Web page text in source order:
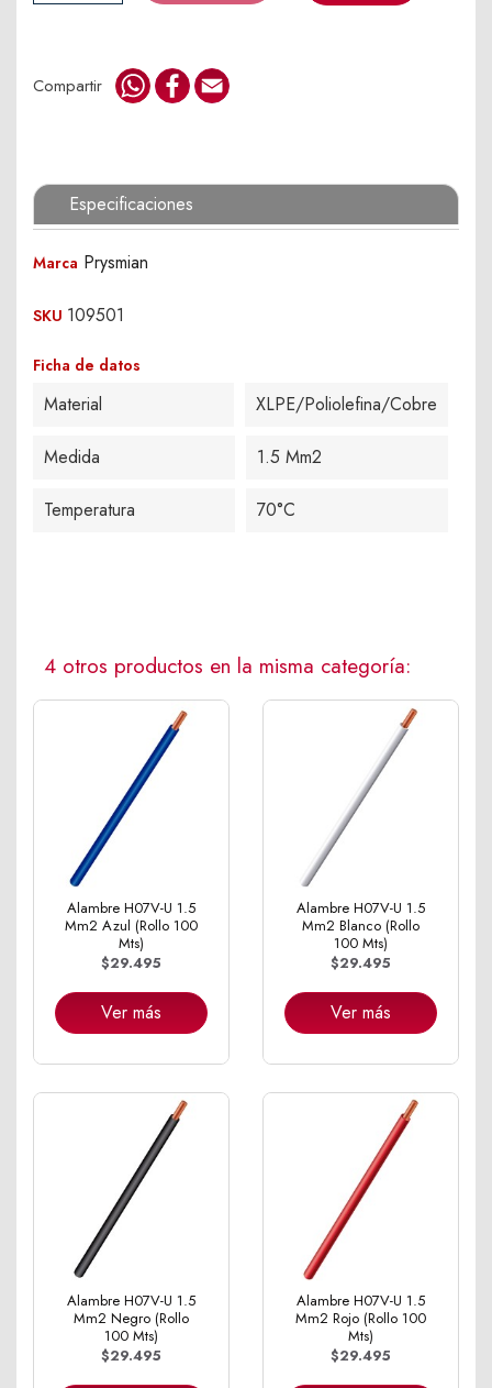
Compartir WhatsApp
Facebook
Especificaciones
Marca Prysmian
SKU 109501
Ficha de datos
Material XLPE/Poliolefina/Cobre
Medida 1.5 Mm2
Temperatura 70°C
4 otros productos en la misma categoría:
Alambre H07V-U 1.5
Mm2 Azul (Rollo 100
Mts)
$29.495
Ver más
Alambre H07V-U 1.5
Mm2 Blanco (Rollo
100 Mts)
$29.495
Ver más
Alambre H07V-U 1.5
Mm2 Negro (Rollo
100 Mts)
$29.495
Alambre H07V-U 1.5
Mm2 Rojo (Rollo 100
Mts)
$29.495